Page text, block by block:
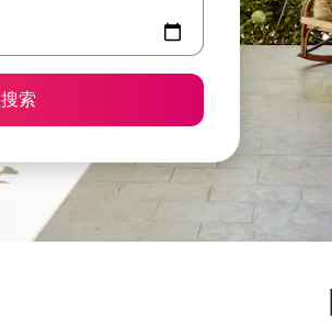
搜索